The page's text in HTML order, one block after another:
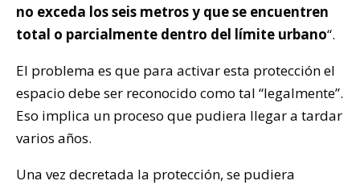
no exceda los seis metros y que se encuentren
total o parcialmente dentro del límite urbano“.
El problema es que para activar esta protección el
espacio debe ser reconocido como tal “legalmente”.
Eso implica un proceso que pudiera llegar a tardar
varios años.
Una vez decretada la protección, se pudiera